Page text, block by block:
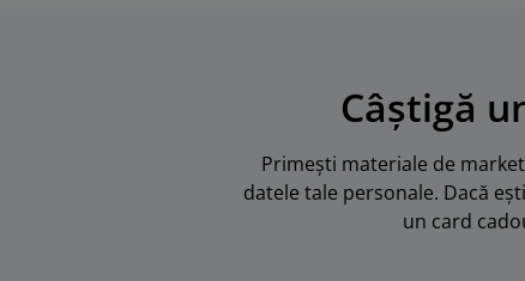
Câștigă
Primești materiale de
datele tale personale. Dacă
un card